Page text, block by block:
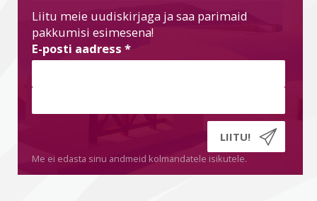
Liitu meie uudiskirjaga ja saa parimaid
pakkumisi esimesena!
E-posti aadress *
Me ei edasta sinu andmeid kolmandatele isikutele.